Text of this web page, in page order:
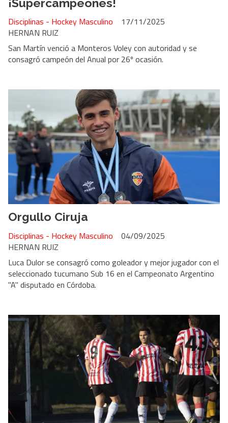
HERNAN RUIZ
Disciplinas - Hockey Masculino 17/11/2025
San Martín venció a Monteros Voley con autoridad y se
consagró campeón del Anual por 26º ocasión.
Orgullo Ciruja
HERNAN RUIZ
Disciplinas - Hockey Masculino 04/09/2025
Luca Dulor se consagró como goleador y mejor jugador con el
seleccionado tucumano Sub 16 en el Campeonato Argentino
"A" disputado en Córdoba.